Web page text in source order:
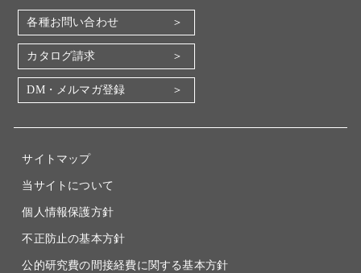
会社概要
地図・アクセス（本社）
IR情報
電子公告
各種お問い合わせ
カタログ請求
DM・メルマガ登録
サイトマップ
当サイトについて
個人情報保護方針
不正防止の基本方針
公的研究費の間接経費に関する基本方針